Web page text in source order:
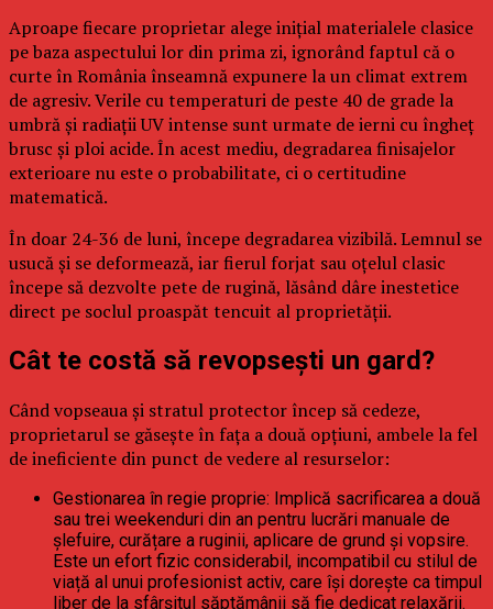
Aproape fiecare proprietar alege inițial materialele clasice
pe baza aspectului lor din prima zi, ignorând faptul că o
curte în România înseamnă expunere la un climat extrem
de agresiv. Verile cu temperaturi de peste 40 de grade la
umbră și radiații UV intense sunt urmate de ierni cu îngheț
brusc și ploi acide. În acest mediu, degradarea finisajelor
exterioare nu este o probabilitate, ci o certitudine
matematică.
În doar 24-36 de luni, începe degradarea vizibilă. Lemnul se
usucă și se deformează, iar fierul forjat sau oțelul clasic
începe să dezvolte pete de rugină, lăsând dâre inestetice
direct pe soclul proaspăt tencuit al proprietății.
Cât te costă să revopsești un gard?
Când vopseaua și stratul protector încep să cedeze,
proprietarul se găsește în fața a două opțiuni, ambele la fel
de ineficiente din punct de vedere al resurselor:
Gestionarea în regie proprie: Implică sacrificarea a două
sau trei weekenduri din an pentru lucrări manuale de
șlefuire, curățare a ruginii, aplicare de grund și vopsire.
Este un efort fizic considerabil, incompatibil cu stilul de
viață al unui profesionist activ, care își dorește ca timpul
liber de la sfârșitul săptămânii să fie dedicat relaxării.